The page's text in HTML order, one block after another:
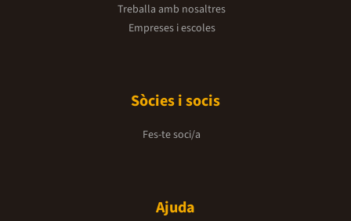
Treballa amb nosaltres
Empreses i escoles
Sòcies i socis
Fes-te soci/a
Ajuda